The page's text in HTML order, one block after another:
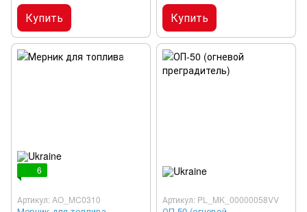
Купить Купить
6
Артикул: AO_MC0310 Артикул: PL_MK_00000058VV